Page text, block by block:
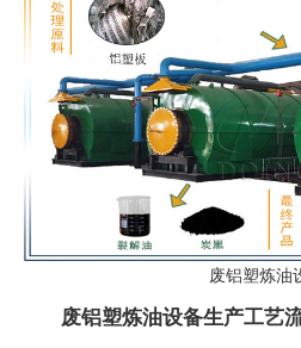
废铝塑炼油
废铝塑炼油设备生产工艺